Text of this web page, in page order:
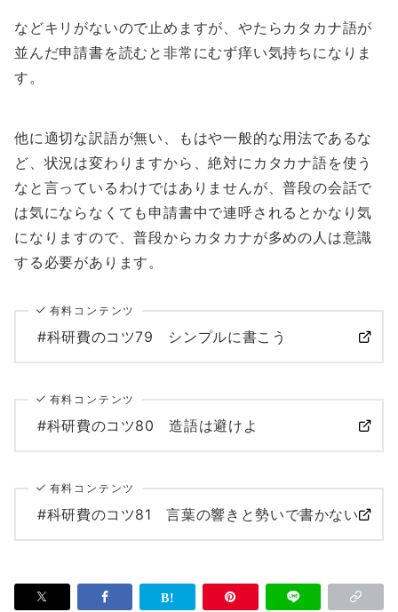
などキリがないので止めますが、やたらカタカナ語が
並んだ申請書を読むと非常にむず痒い気持ちになりま
す。
他に適切な訳語が無い、もはや一般的な用法であるな
ど、状況は変わりますから、絶対にカタカナ語を使う
なと言っているわけではありませんが、普段の会話で
は気にならなくても申請書中で連呼されるとかなり気
になりますので、普段からカタカナが多めの人は意識
する必要があります。
有料コンテンツ
#科研費のコツ79 シンプルに書こう
有料コンテンツ
#科研費のコツ80 造語は避けよ
有料コンテンツ
#科研費のコツ81 言葉の響きと勢いで書かない